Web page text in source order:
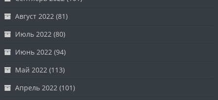
Август 2022 (81)
Июль 2022 (80)
Июнь 2022 (94)
Май 2022 (113)
Апрель 2022 (101)